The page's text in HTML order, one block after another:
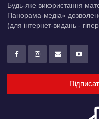
Будь-яке використання
Панорама-медіа»
(для інтернет-видань -